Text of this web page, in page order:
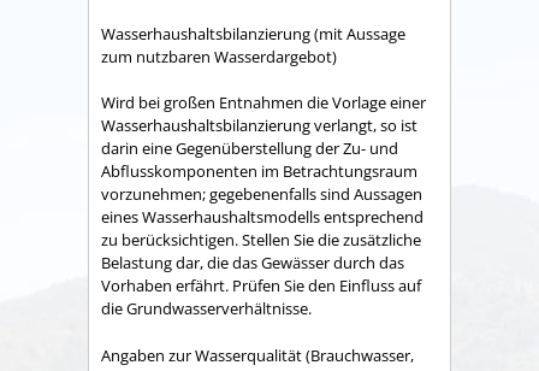
Wasserhaushaltsbilanzierung (mit Aussage
zum nutzbaren Wasserdargebot)
Wird bei großen Entnahmen die Vorlage einer
Wasserhaushaltsbilanzierung verlangt, so ist
darin eine Gegenüberstellung der Zu- und
Abflusskomponenten im Betrachtungsraum
vorzunehmen; gegebenenfalls sind Aussagen
eines Wasserhaushaltsmodells entsprechend
zu berücksichtigen. Stellen Sie die zusätzliche
Belastung dar, die das Gewässer durch das
Vorhaben erfährt. Prüfen Sie den Einfluss auf
die Grundwasserverhältnisse.
Angaben zur Wasserqualität (Brauchwasser,